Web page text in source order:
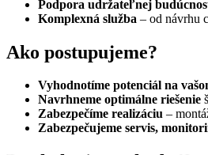
Podpora udržateľnej
Komplexná služba – od návrhu
Ako postupujeme?
Vyhodnotíme potenciál na
Navrhneme optimálne riešenie
Zabezpečíme realizáciu –
Zabezpečujeme servis,